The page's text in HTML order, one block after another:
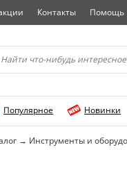
название
Контакты Помощь
Популярное Новинки
→ Инструменты и